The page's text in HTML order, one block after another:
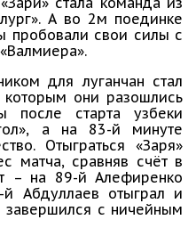
А во 2м поединке
пробовали свои силы с
для луганчан стал
которым они разошлись
старта узбеки
а на 83-й минуте
Отыграться «Заря»
матча, сравняв счёт в
– на 89-й Алефиренко
Абдуллаев отыграл и
завершился с ничейным